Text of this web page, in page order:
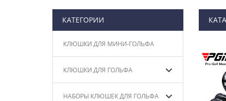
КАТЕГОРИИ
КЛЮШКИ ДЛЯ МИНИ-ГОЛЬФА
КЛЮШКИ ДЛЯ ГОЛЬФА
НАБОРЫ КЛЮШЕК ДЛЯ ГОЛЬФА